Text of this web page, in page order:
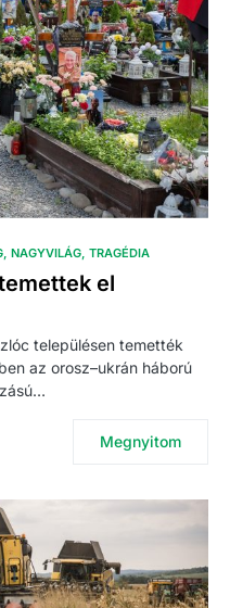
NAGYVILÁG TRAGÉDIA
el
településen temették
az orosz–ukrán háború
Megnyitom